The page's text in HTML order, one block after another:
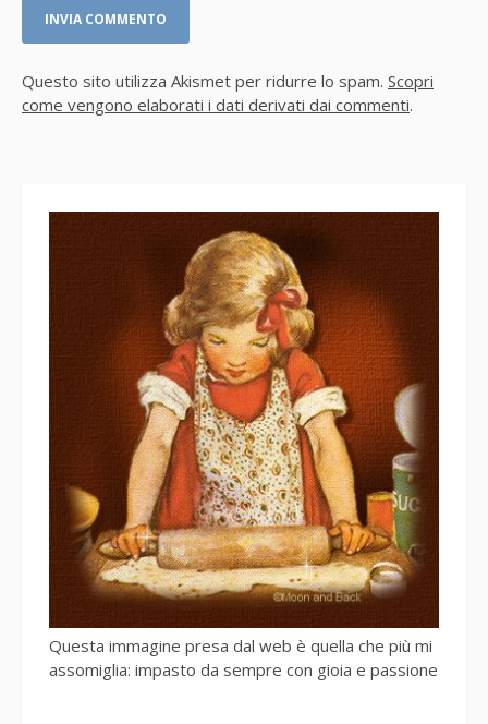
Questo sito utilizza Akismet per ridurre lo spam. Scopri
come vengono elaborati i dati derivati dai commenti.
Questa immagine presa dal web è quella che più mi
assomiglia: impasto da sempre con gioia e passione